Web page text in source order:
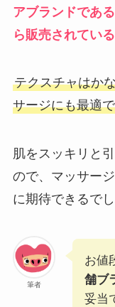
アブランドであ
ら販売されてい
テクスチャはか
サージにも最適
肌をスッキリと
ので、マッサー
に期待できるでし
筆者
お値
舗ブ
妥当